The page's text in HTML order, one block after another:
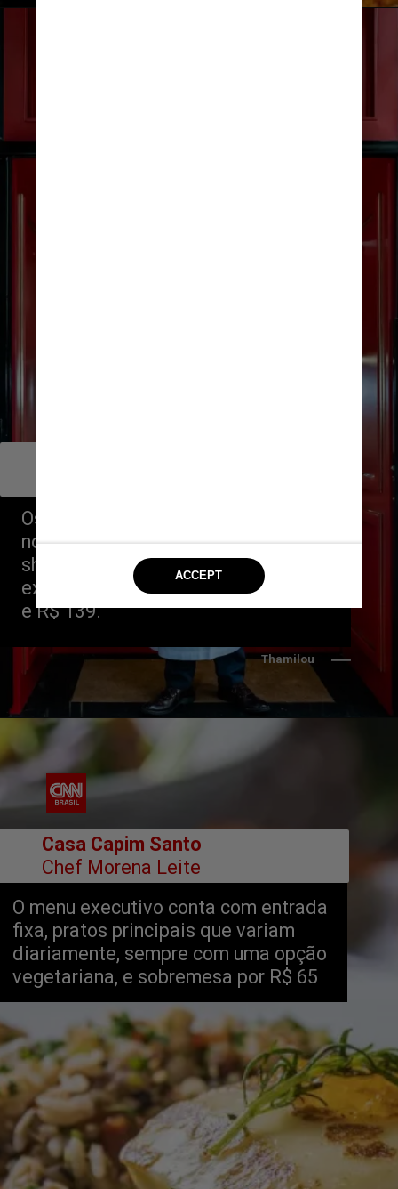
Os restaurantes do chef que ganhou
notoriedade ao participar do reality
show Masterchef servem menus
executivos que variam entre R$ 110
e R$ 139.
Thamilou
O menu executivo conta com entrada
fixa, pratos principais que variam
diariamente, sempre com uma opção
vegetariana, e sobremesa por R$ 65
Casa Capim Santo
Chef Morena Leite